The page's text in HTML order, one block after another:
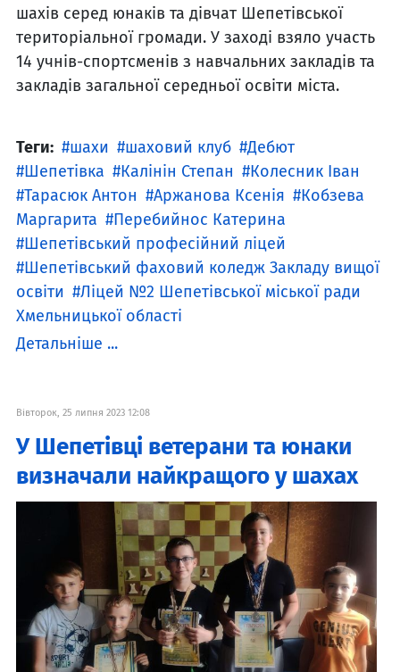
шахів серед юнаків та дівчат Шепетівської
територіальної громади. У заході взяло участь
14 учнів-спортсменів з навчальних закладів та
закладів загальної середньої освіти міста.
Теги: шахи шаховий клуб
Дебют
Шепетівка
Калінін Степан
Колесник Іван
Тарасюк Антон
Аржанова Ксенія
Кобзева
Маргарита
Перебийнос Катерина
Шепетівський професійний ліцей
Шепетівський фаховий коледж Закладу вищої
освіти
Ліцей №2 Шепетівської міської ради
Хмельницької області
Детальніше ...
Вівторок, 25 липня 2023 12:08
У Шепетівці ветерани та юнаки
визначали найкращого у шахах